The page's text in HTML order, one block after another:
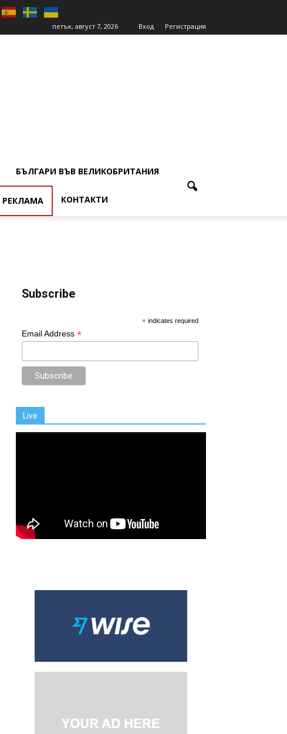
петък, август 7, 2026 Вход Регистрация
БЪЛГАРИ ВЪВ ВЕЛИКОБРИТАНИЯ
РЕКЛАМА КОНТАКТИ
Subscribe
* indicates required
Email Address *
Live